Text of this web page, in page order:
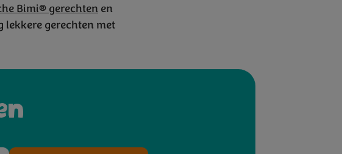
Bimi
Bimi® gerechten en
lekkere gerechten met